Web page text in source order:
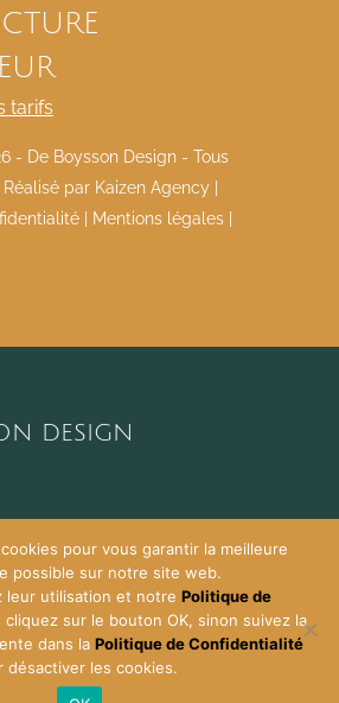
tarifs
- De Boysson Design - Tous
par Kaizen Agency
Mentions légales
DESIGN
pour vous garantir la meilleure
possible sur notre site web.
leur utilisation et notre Politique de
cliquez sur le bouton OK, sinon suivez la
dans la Politique de Confidentialité
désactiver les cookies.